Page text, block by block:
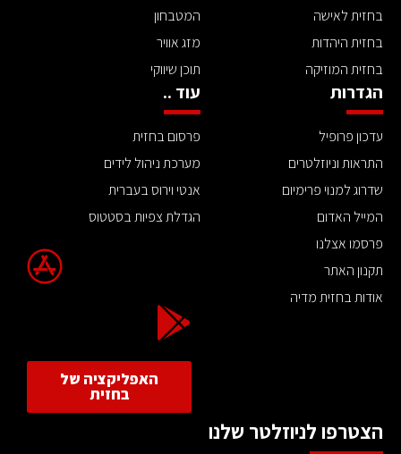
בחזית לאישה
בחזית היהדות
בחזית המוזיקה
המטבחון
מזג אוויר
תוכן שיווקי
הגדרות
עדכון פרופיל
התראות וניוזלטרים
שדרוג למנוי פרימיום
המייל האדום
פרסמו אצלנו
תקנון האתר
אודות בחזית מדיה
עוד ..
פרסום בחזית
מערכת ניהול לידים
אנטי וירוס בעברית
הגדלת צפיות בסטטוס
האפליקציה של
בחזית
הצטרפו לניוזלטר שלנו